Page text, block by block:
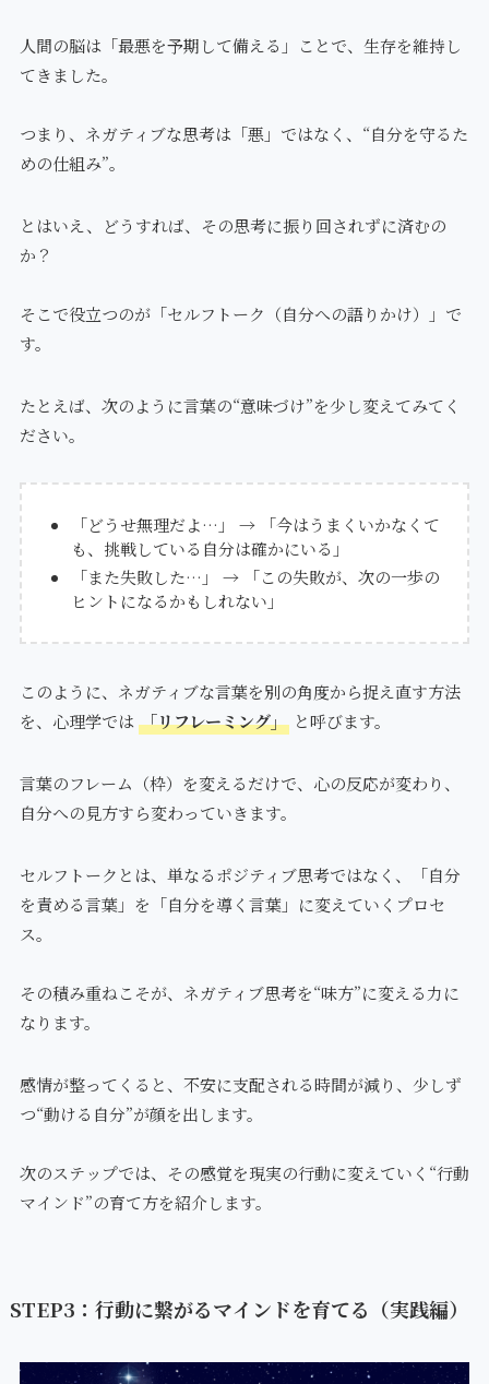
人間の脳は「最悪を予期して備える」ことで、生存を維持し
てきました。
つまり、ネガティブな思考は「悪」ではなく、“自分を守るた
めの仕組み”。
とはいえ、どうすれば、その思考に振り回されずに済むの
か？
そこで役立つのが「セルフトーク（自分への語りかけ）」で
す。
たとえば、次のように言葉の“意味づけ”を少し変えてみてく
ださい。
「どうせ無理だよ…」 → 「今はうまくいかなくて
も、挑戦している自分は確かにいる」
「また失敗した…」 → 「この失敗が、次の一歩の
ヒントになるかもしれない」
このように、ネガティブな言葉を別の角度から捉え直す方法
を、心理学では 「リフレーミング」と呼びます。
言葉のフレーム（枠）を変えるだけで、心の反応が変わり、
自分への見方すら変わっていきます。
セルフトークとは、単なるポジティブ思考ではなく、「自分
を責める言葉」を「自分を導く言葉」に変えていくプロセ
ス。
その積み重ねこそが、ネガティブ思考を“味方”に変える力に
なります。
感情が整ってくると、不安に支配される時間が減り、少しず
つ“動ける自分”が顔を出します。
次のステップでは、その感覚を現実の行動に変えていく“行動
マインド”の育て方を紹介します。
STEP3：行動に繋がるマインドを育てる（実践編）